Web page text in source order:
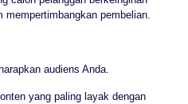
pembelian.
audiens Anda.
yang paling layak dengan